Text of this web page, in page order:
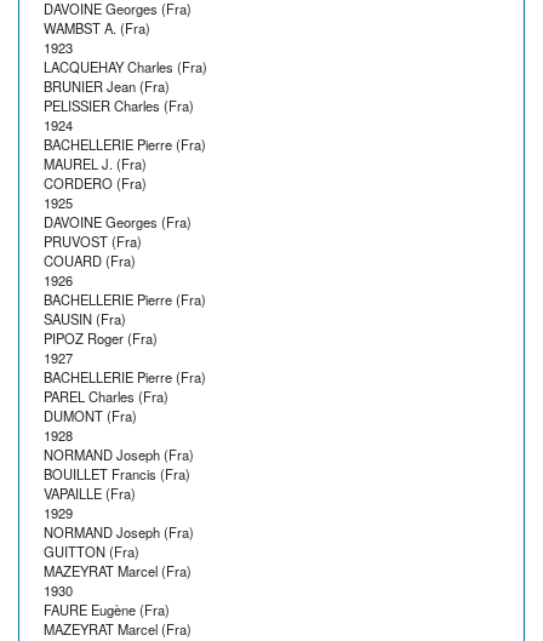
DAVOINE Georges (Fra)
WAMBST A. (Fra)
1923
LACQUEHAY Charles (Fra)
BRUNIER Jean (Fra)
PELISSIER Charles (Fra)
1924
BACHELLERIE Pierre (Fra)
MAUREL J. (Fra)
CORDERO (Fra)
1925
DAVOINE Georges (Fra)
PRUVOST (Fra)
COUARD (Fra)
1926
BACHELLERIE Pierre (Fra)
SAUSIN (Fra)
PIPOZ Roger (Fra)
1927
BACHELLERIE Pierre (Fra)
PAREL Charles (Fra)
DUMONT (Fra)
1928
NORMAND Joseph (Fra)
BOUILLET Francis (Fra)
VAPAILLE (Fra)
1929
NORMAND Joseph (Fra)
GUITTON (Fra)
MAZEYRAT Marcel (Fra)
1930
FAURE Eugène (Fra)
MAZEYRAT Marcel (Fra)